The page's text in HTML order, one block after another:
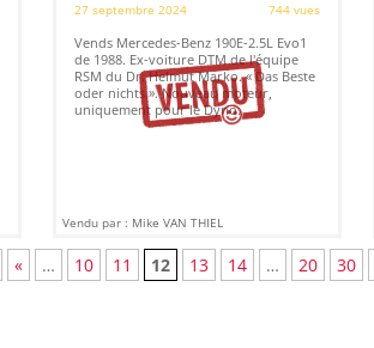
27 septembre 2024 744 vues
Vends Mercedes-Benz 190E-2.5L Evo1
de 1988. Ex-voiture DTM de l'équipe
RSM du Dr. Helmut Marko. « Das Beste
oder nichts ». Nouveau moteur,
uniquement pour le Dyno.
Vendu par : Mike VAN THIEL
« … 10 11 12 13 14 … 20 30